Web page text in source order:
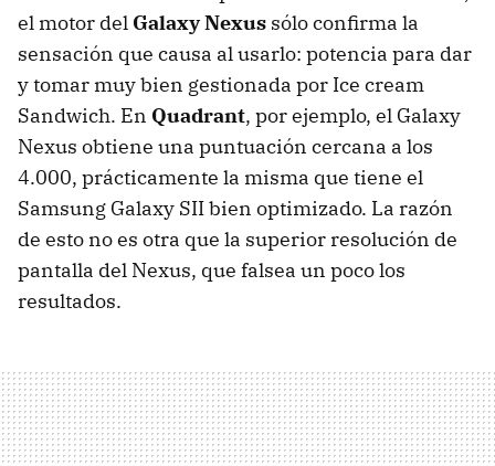
el motor del Galaxy Nexus sólo confirma la
sensación que causa al usarlo: potencia para dar
y tomar muy bien gestionada por Ice cream
Sandwich. En Quadrant, por ejemplo, el Galaxy
Nexus obtiene una puntuación cercana a los
4.000, prácticamente la misma que tiene el
Samsung Galaxy SIIbien optimizado. La razón
de esto no es otra que la superior resolución de
pantalla del Nexus, que falsea un poco los
resultados.